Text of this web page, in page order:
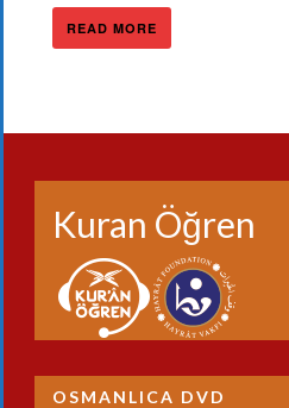
READ MORE
Kuran Öğren
OSMANLICA DVD